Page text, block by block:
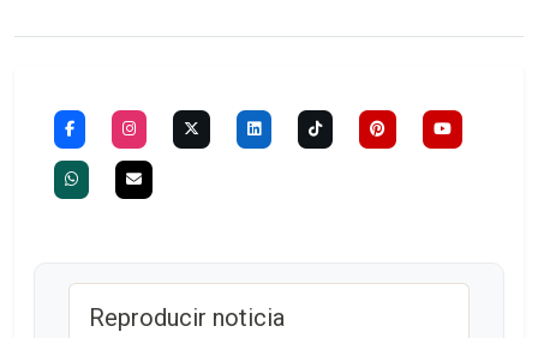
Reproducir noticia